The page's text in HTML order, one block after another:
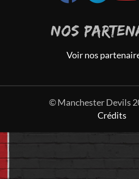
NOS
Voir nos
© Manchester Devils
Crédits